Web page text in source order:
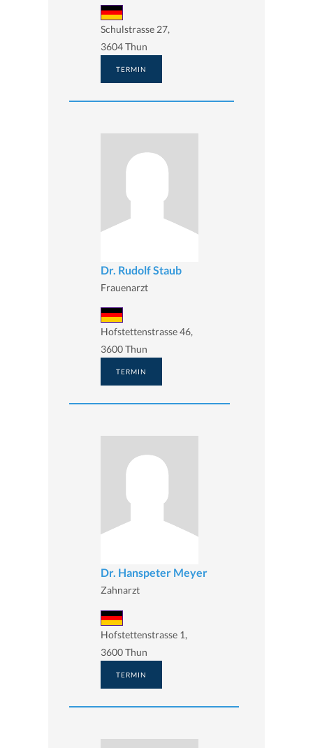
Schulstrasse 27,
3604 Thun
TERMIN
Dr. Rudolf Staub
Frauenarzt
Hofstettenstrasse 46,
3600 Thun
TERMIN
Dr. Hanspeter Meyer
Zahnarzt
Hofstettenstrasse 1,
3600 Thun
TERMIN